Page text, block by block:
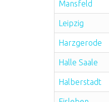
Mansfeld
Leipzig
Harzgerode
Halle Saale
Halberstadt